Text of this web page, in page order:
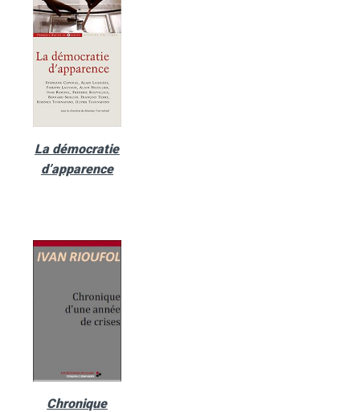
La démocratie
d’apparence
Chronique